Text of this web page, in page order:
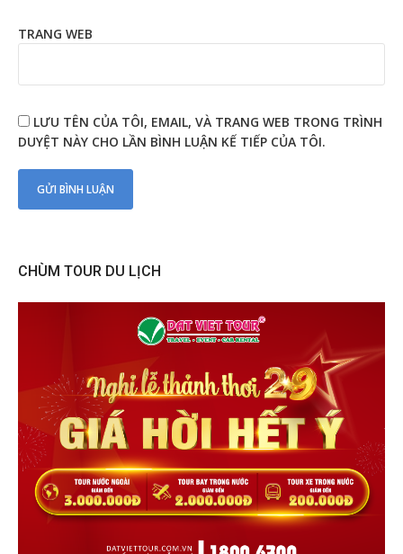
TRANG WEB
LƯU TÊN CỦA TÔI, EMAIL, VÀ TRANG WEB TRONG TRÌNH
DUYỆT NÀY CHO LẦN BÌNH LUẬN KẾ TIẾP CỦA TÔI.
CHÙM TOUR DU LỊCH